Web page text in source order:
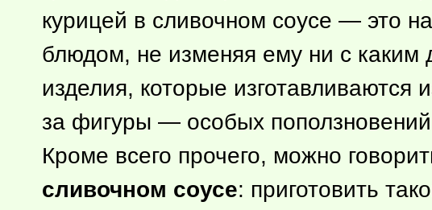
курицей в сливочном соусе — это
блюдом, не изменяя ему ни с
изделия, которые
за фигуры — особых поползновений
Кроме всего прочего, можно
сливочном соусе: приготовить